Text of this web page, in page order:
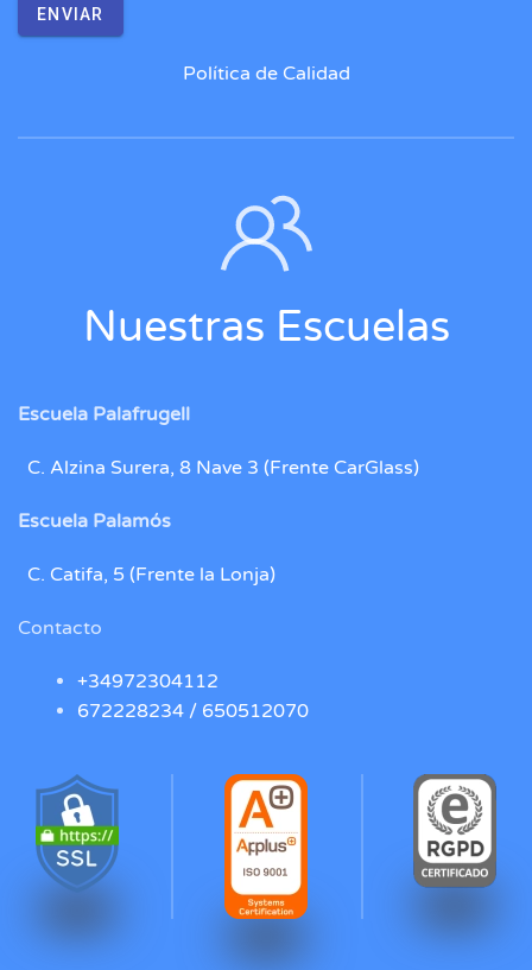
ENVIAR
Política de Calidad
Nuestras Escuelas
Escuela Palafrugell
C. Alzina Surera, 8 Nave 3 (Frente CarGlass)
Escuela Palamós
C. Catifa, 5 (Frente la Lonja)
Contacto
+34972304112
672228234 / 650512070